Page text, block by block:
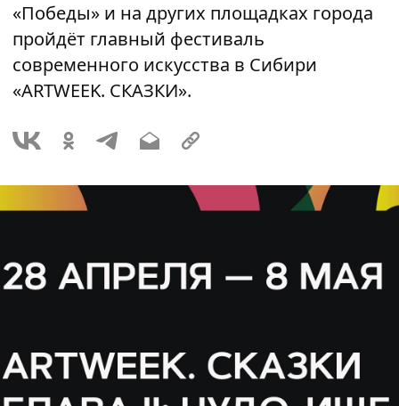
«Победы» и на других площадках города
пройдёт главный фестиваль
современного искусства в Сибири
«ARTWEEK. СКАЗКИ».